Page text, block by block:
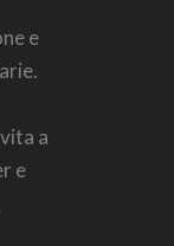
e
a
e